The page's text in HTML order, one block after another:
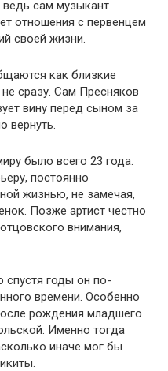
сам музыкант
отношения с первенцем
своей жизни.
как близкие
сразу. Сам Пресняков
вину перед сыном за
вернуть.
было всего 23 года.
постоянно
жизнью, не замечая,
Позже артист честно
внимания,
спустя годы он по-
времени. Особенно
рождения младшего
Именно тогда
иначе мог бы